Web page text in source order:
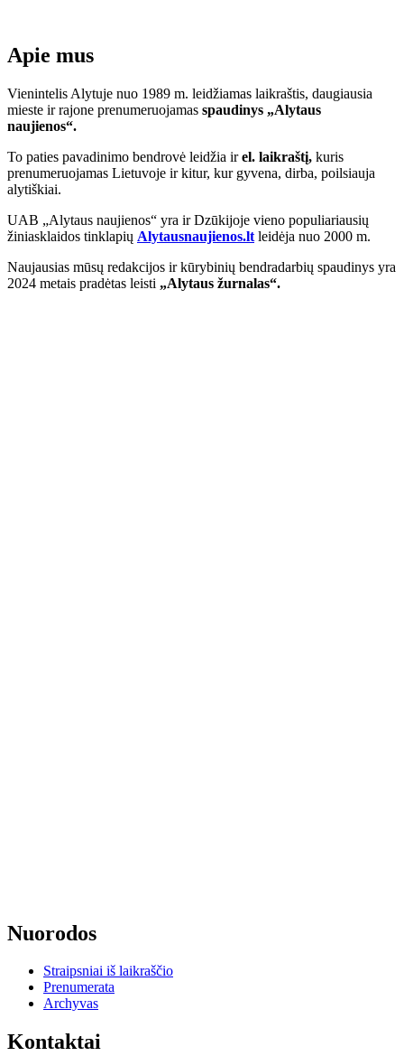
Apie mus
Vienintelis Alytuje nuo 1989 m. leidžiamas laikraštis, daugiausia
mieste ir rajone prenumeruojamas spaudinys „Alytaus
naujienos“.
To paties pavadinimo bendrovė leidžia irel. laikraštį, kuris
prenumeruojamas Lietuvoje ir kitur, kur gyvena, dirba, poilsiauja
alytiškiai.
UAB „Alytaus naujienos“ yra ir Dzūkijoje vieno populiariausių
žiniasklaidos tinklapių Alytausnaujienos.lt leidėja nuo 2000 m.
Naujausias mūsų redakcijos ir kūrybinių bendradarbių spaudinys yra
2024 metais pradėtas leisti „Alytaus žurnalas“.
Nuorodos
Straipsniai iš laikraščio
Prenumerata
Archyvas
Kontaktai